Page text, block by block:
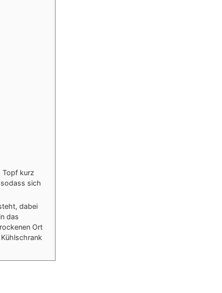
Topf kurz
sich
dabei
das
Ort